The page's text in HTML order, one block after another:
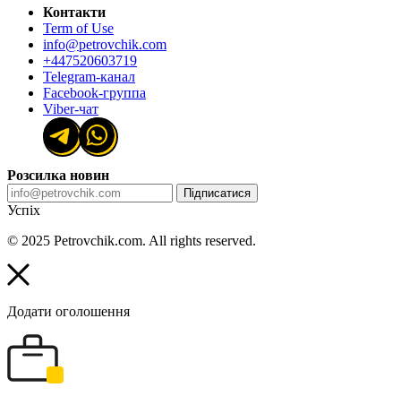
Контакти
Term of Use
info@petrovchik.com
+447520603719
Telegram-канал
Facebook-группа
Viber-чат
Розсилка новин
Підписатися
Успіх
© 2025 Petrovchik.com. All rights reserved.
Додати оголошення